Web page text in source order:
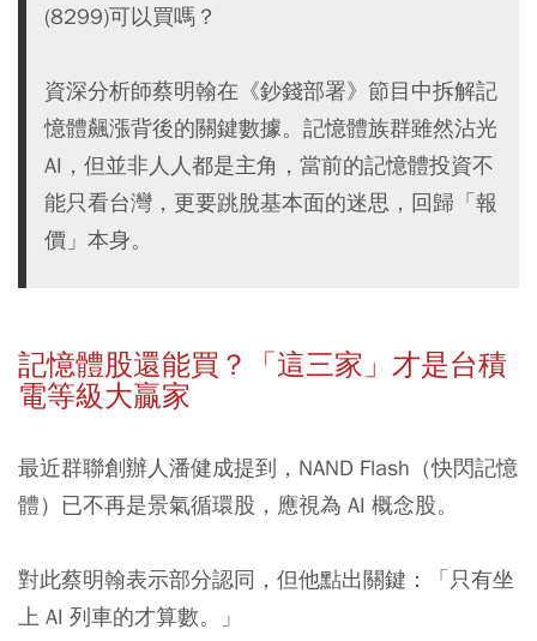
(8299)可以買嗎？
資深分析師蔡明翰在《鈔錢部署》節目中拆解記
憶體飆漲背後的關鍵數據。記憶體族群雖然沾光
AI，但並非人人都是主角，當前的記憶體投資不
能只看台灣，更要跳脫基本面的迷思，回歸「報
價」本身。
記憶體股還能買？「這三家」才是台積
電等級大贏家
最近群聯創辦人潘健成提到，NAND Flash（快閃記憶
體）已不再是景氣循環股，應視為 AI 概念股。
對此蔡明翰表示部分認同，但他點出關鍵：
「只有坐
上 AI 列車的才算數。」